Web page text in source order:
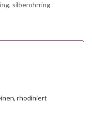
, silberohrring
rhodiniert